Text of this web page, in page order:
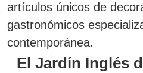
artículos únicos de
gastronómicos
contemporánea.
El Jardín Inglés